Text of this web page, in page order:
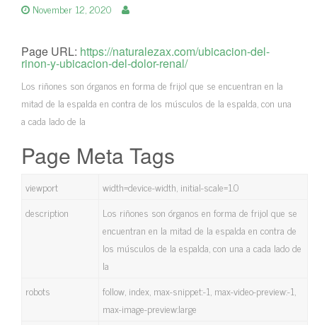
November 12, 2020
Page URL: https://naturalezax.com/ubicacion-del-
rinon-y-ubicacion-del-dolor-renal/
Los riñones son órganos en forma de frijol que se encuentran en la
mitad de la espalda en contra de los músculos de la espalda, con una
a cada lado de la
Page Meta Tags
viewport
width=device-width, initial-scale=1.0
description
Los riñones son órganos en forma de frijol que se
encuentran en la mitad de la espalda en contra de
los músculos de la espalda, con una a cada lado de
la
robots
follow, index, max-snippet:-1, max-video-preview:-1,
max-image-preview:large